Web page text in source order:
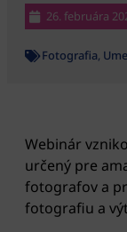
26. februára
Fotografia,
Webinár
určený pre
fotografov a
fotografiu a